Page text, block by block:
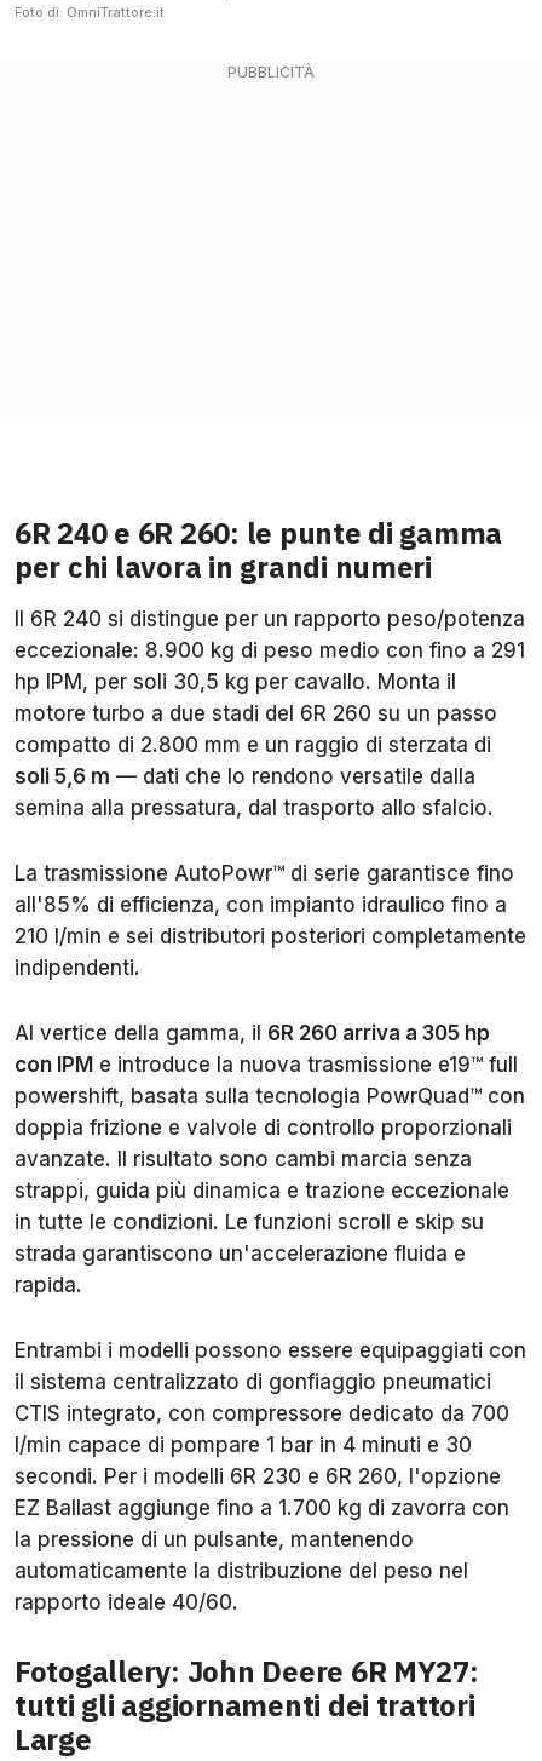
Foto di: OmniTrattore.it
6R 240 e 6R 260: le punte di gamma
per chi lavora in grandi numeri
Il 6R 240 si distingue per un rapporto peso/potenza
eccezionale: 8.900 kg di peso medio con fino a 291
hp IPM, per soli 30,5 kg per cavallo. Monta il
motore turbo a due stadi del 6R 260 su un passo
compatto di 2.800 mm e un raggio di sterzata di
soli 5,6 m — dati che lo rendono versatile dalla
semina alla pressatura, dal trasporto allo sfalcio.
La trasmissione AutoPowr™ di serie garantisce fino
all'85% di efficienza, con impianto idraulico fino a
210 l/min e sei distributori posteriori completamente
indipendenti.
Al vertice della gamma, il 6R 260 arriva a 305 hp
con IPM e introduce la nuova trasmissione e19™ full
powershift, basata sulla tecnologia PowrQuad™ con
doppia frizione e valvole di controllo proporzionali
avanzate. Il risultato sono cambi marcia senza
strappi, guida più dinamica e trazione eccezionale
in tutte le condizioni. Le funzioni scroll e skip su
strada garantiscono un'accelerazione fluida e
rapida.
Entrambi i modelli possono essere equipaggiati con
il sistema centralizzato di gonfiaggio pneumatici
CTIS integrato, con compressore dedicato da 700
l/min capace di pompare 1 bar in 4 minuti e 30
secondi. Per i modelli 6R 230 e 6R 260, l'opzione
EZ Ballast aggiunge fino a 1.700 kg di zavorra con
la pressione di un pulsante, mantenendo
automaticamente la distribuzione del peso nel
rapporto ideale 40/60.
Fotogallery: John Deere 6R MY27:
tutti gli aggiornamenti dei trattori
Large